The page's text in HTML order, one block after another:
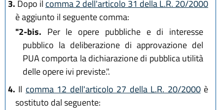
3. Dopo il comma 2 dell'articolo 31 della L.R. 20/2000
è aggiunto il seguente comma:
"2-bis. Per le opere pubbliche e di interesse
pubblico la deliberazione di approvazione del
PUA comporta la dichiarazione di pubblica utilità
delle opere ivi previste.".
4. Il comma 12 dell'articolo 27 della L.R. 20/2000è
sostituto dal seguente: